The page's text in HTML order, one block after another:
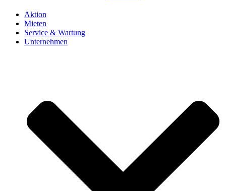
Aktion
Mieten
Service & Wartung
Unternehmen